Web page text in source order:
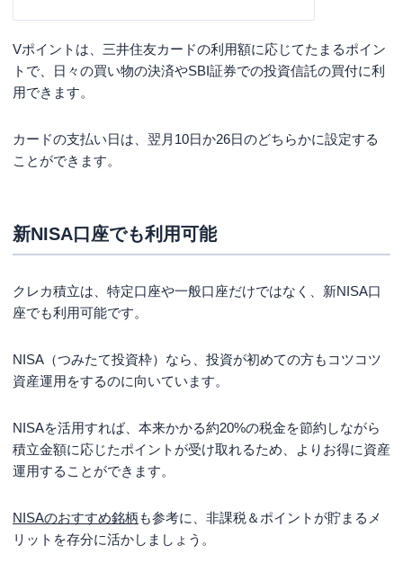
Vポイントは、三井住友カードの利用額に応じてたまるポイン
トで、日々の買い物の決済やSBI証券での投資信託の買付に利
用できます。
カードの支払い日は、翌月10日か26日のどちらかに設定する
ことができます。
新NISA口座でも利用可能
クレカ積立は、特定口座や一般口座だけではなく、新NISA口
座でも利用可能です。
NISA（つみたて投資枠）なら、投資が初めての方もコツコツ
資産運用をするのに向いています。
NISAを活用すれば、本来かかる約20%の税金を節約しながら
積立金額に応じたポイントが受け取れるため、よりお得に資産
運用することができます。
NISAのおすすめ銘柄 も参考に、非課税＆ポイントが貯まるメ
リットを存分に活かしましょう。